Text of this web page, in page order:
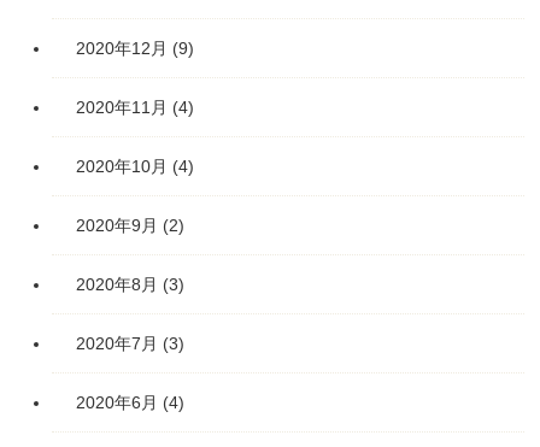
2020年12月 (9)
2020年11月 (4)
2020年10月 (4)
2020年9月 (2)
2020年8月 (3)
2020年7月 (3)
2020年6月 (4)